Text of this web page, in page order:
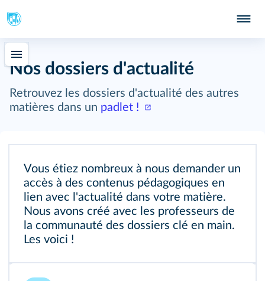
Nos dossiers d'actualité
Retrouvez les dossiers d'actualité des autres
matières dans un padlet !
Vous étiez nombreux à nous demander un
accès à des contenus pédagogiques en
lien avec l'actualité dans votre matière.
Nous avons créé avec les professeurs de
la communauté des dossiers clé en main.
Les voici !